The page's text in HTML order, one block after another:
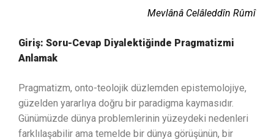
Mevlânâ Celâleddîn Rûmî
Giriş: Soru-Cevap Diyalektiğinde Pragmatizmi
Anlamak
Pragmatizm, onto-teolojik düzlemden epistemolojiye,
güzelden yararlıya doğru bir paradigma kaymasıdır.
Günümüzde dünya problemlerinin yüzeydeki nedenleri
farklılaşabilir ama temelde bir dünya görüşünün, bir